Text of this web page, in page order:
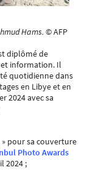
Hams. © AFP
diplômé de
et information. Il
quotidienne dans
en Libye et en
2024 avec sa
» pour sa couverture
Photo Awards
2024 ;